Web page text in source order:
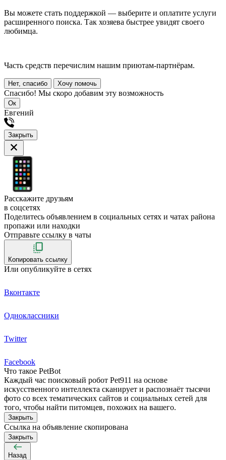
Вы можете стать поддержкой — выберите и оплатите услуги
расширенного поиска. Так хозяева быстрее увидят своего
любимца.
Часть средств перечислим нашим приютам-партнёрам.
Нет, спасибо Хочу помочь
Спасибо! Мы скоро добавим эту возможность
Ок
Евгений
Закрыть
Расскажите друзьям
в соцсетях
Поделитесь объявлением в социальных сетях и чатах района
пропажи или находки
Отправьте ссылку в чаты
Копировать ссылку
Или опубликуйте в сетях
Вконтакте
Одноклассники
Twitter
Facebook
Что такое PetBot
Каждый час поисковый робот Pet911 на основе
искусственного интеллекта сканирует и распознаёт тысячи
фото со всех тематических сайтов и социальных сетей для
того, чтобы найти питомцев, похожих на вашего.
Закрыть
Ссылка на объявление скопирована
Закрыть
Назад